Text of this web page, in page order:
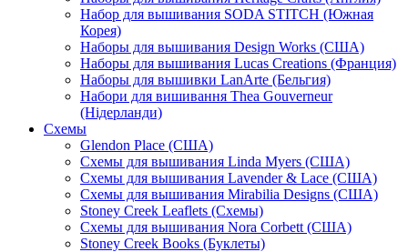
Набор для вышивания SODA STITCH (Южная
Корея)
Наборы для вышивания Design Works (США)
Наборы для вышивания Lucas Creations (Франция)
Наборы для вышивки LanArte (Бельгия)
Набори для вишивання Thea Gouverneur
(Нідерланди)
Схемы
Glendon Place (США)
Схемы для вышивания Linda Myers (США)
Схемы для вышивания Lavender & Lace (США)
Схемы для вышивания Mirabilia Designs (США)
Stoney Creek Leaflets (Схемы)
Схемы для вышивания Nora Corbett (США)
Stoney Creek Books (Буклеты)